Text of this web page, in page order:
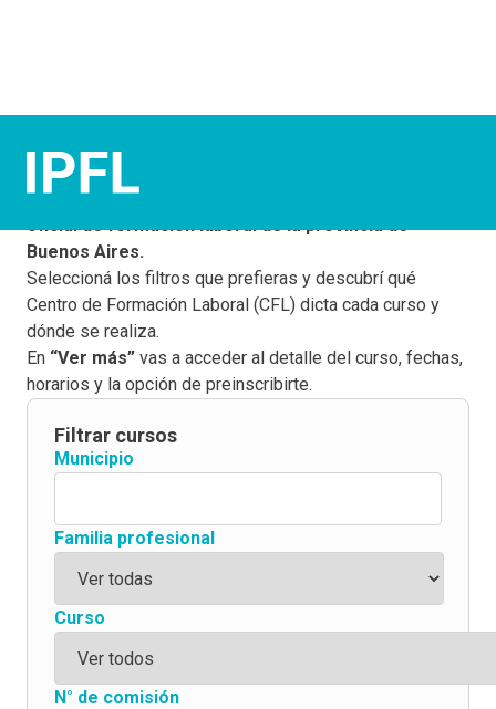
¡Elegí tus cursos!
Este buscador te permite conocer la
oficial de formación laboral de la provincia de
Buenos Aires.
Seleccioná los filtros que prefieras y descubrí qué
Centro de Formación Laboral (CFL) dicta cada curso y
dónde se realiza.
En “Ver más” vas a acceder al detalle del curso, fechas,
horarios y la opción de preinscribirte.
Filtrar cursos
Municipio
Familia profesional
Curso
N° de comisión